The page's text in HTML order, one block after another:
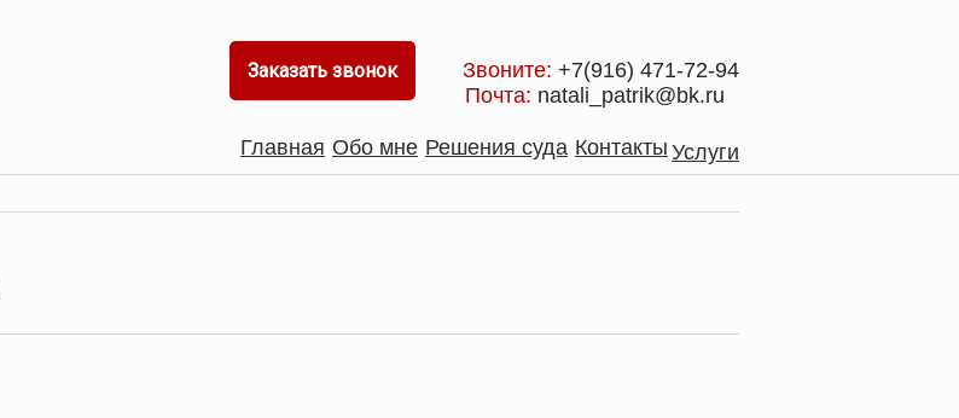
Заказать звонок Звоните: +7(916) 471-72-94
Почта: natali_patrik@bk.ru
Главная Обо мне Решения суда Контакты Услуги